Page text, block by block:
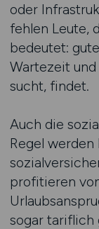
oder
fehlen Leute,
bedeutet:
Wartezeit
sucht, findet.
Auch die
Regel
profitieren
sogar tariflich